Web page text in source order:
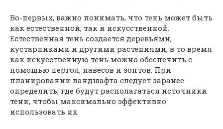
Во-первых, важно понимать, что тень может быть
как естественной, так и искусственной.
Естественная тень создается деревьями,
кустарниками и другими растениями, в то время
как искусственную тень можно обеспечить с
помощью пергол, навесов и зонтов. При
планировании ландшафта следует заранее
определить, где будут располагаться источники
тени, чтобы максимально эффективно
использовать их.